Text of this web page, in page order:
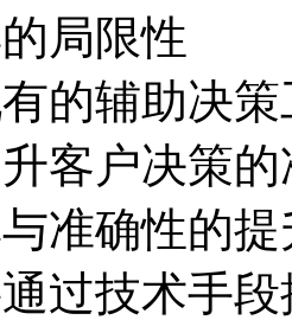
局限性
的辅助决策
客户决策
准确性的
过技术手段